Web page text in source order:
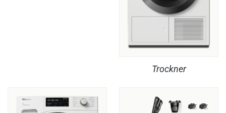
Trockner